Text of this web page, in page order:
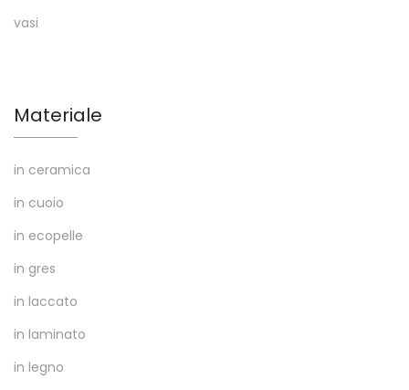
vasi
Materiale
in ceramica
in cuoio
in ecopelle
in gres
in laccato
in laminato
in legno